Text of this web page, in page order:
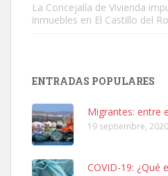
Leales.org » Gran Canaria
La Concejalía de Vivienda
inmuebles en El Castillo del
ENTRADAS POPULARES
Migrantes: entre
19 septiembre, 2020
COVID-19: ¿Qué